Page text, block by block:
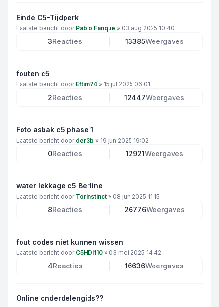
Einde C5-Tijdperk
Laatste bericht door Pablo Fanque » 03 aug 2025 10:40
3Reacties 13385Weergaves
fouten c5
Laatste bericht door Eftim74 » 15 jul 2025 06:01
2Reacties 12447Weergaves
Foto asbak c5 phase 1
Laatste bericht door der3b » 19 jun 2025 19:02
0Reacties 12921Weergaves
water lekkage c5 Berline
Laatste bericht door Torinstinct » 08 jun 2025 11:15
8Reacties 26776Weergaves
fout codes niet kunnen wissen
Laatste bericht door C5HDI110 » 03 mei 2025 14:42
4Reacties 16636Weergaves
Online onderdelengids??